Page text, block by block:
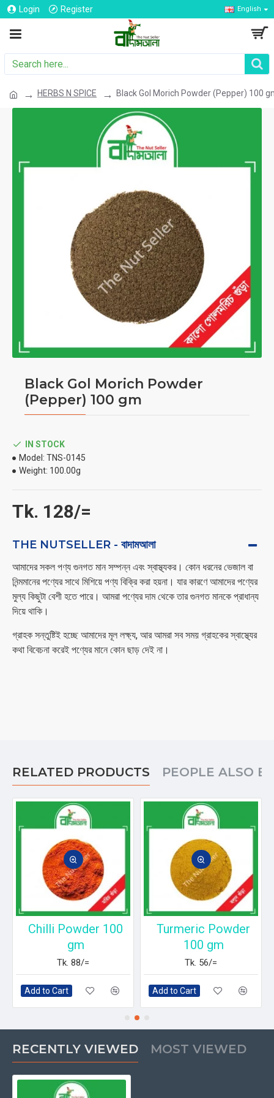
Login Register English
HERBS N SPICE Black Gol Morich Powder (Pepper) 100
Black Gol Morich Powder
(Pepper) 100 gm
Tk. 128/=
IN STOCK
Model: TNS-0145
Weight: 100.00g
THE NUTSELLER - বাদামআলা
আমাদের সকল পণ্য গুনগত মান সম্পন্ন এবং স্বাস্থ্যকর। কোন ধরনের ভেজাল বা
নিন্মমানের পণ্যের সাথে মিশিয়ে পণ্য বিক্রি করা হয়না। যার কারণে আমাদের পণ্যের
মুল্য কিছুটা বেশী হতে পারে। আমরা পণ্যের দাম থেকে তার গুনগত মানকে প্রাধান্য
দিয়ে থাকি।
গ্রাহক সন্তুষ্টিই হচ্ছে আমাদের মূল লক্ষ্য, আর আমরা সব সময় গ্রাহকের স্বাস্থ্যের
কথা বিবেচনা করেই পণ্যের মানে কোন ছাড় দেই না।
RELATED PRODUCTS PEOPLE ALSO
Chilli Powder 100
gm
Tk. 88/=
Add to Cart
Turmeric Powder
100 gm
Tk. 56/=
Add to Cart
RECENTLY VIEWED MOST VIEWED